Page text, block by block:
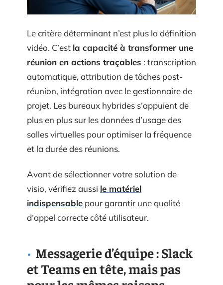
Le critère déterminant n’est plus la définition
vidéo. C’est la capacité à transformer une
réunion en actions traçables : transcription
automatique, attribution de tâches post-
réunion, intégration avec le gestionnaire de
projet. Les bureaux hybrides s’appuient de
plus en plus sur les données d’usage des
salles virtuelles pour optimiser la fréquence
et la durée des réunions.
Avant de sélectionner votre solution de
visio, vérifiez aussi le matériel
indispensable pour garantir une qualité
d’appel correcte côté utilisateur.
Messagerie d’équipe : Slack
et Teams en tête, mais pas